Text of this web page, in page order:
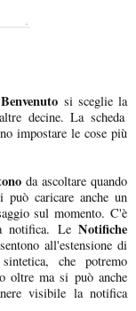
Benvenuto si sceglie la
decine. La scheda
impostare le cose più
da ascoltare quando
caricare anche un
sul momento. C'è
notifica. LeNotifiche
all'estensione di
che potremo
oltre ma si può anche
visibile la notifica